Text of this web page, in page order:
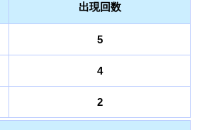
出現回数
5
4
2